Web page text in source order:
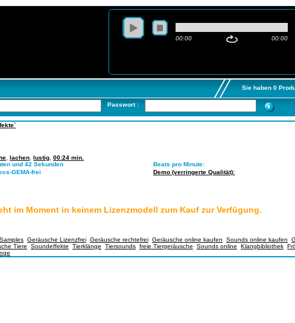
00:00 00:00
Sie haben 0
Passwort :
lachen lustig 00:24 min.
und 42 Sekunden Beats pro Minute:
GEMA-frei Demo (verringerte Qualität):
im Moment in keinem Lizenzmodell zum Kauf zur Verfügung.
Samples Geräusche Lizenzfrei Geräusche rechtefrei Geräusche online kaufen Sounds online kaufen
Tiere Soundeffekte Tierklänge Tiersounds freie Tiergeräusche Sounds online Klangbibliothek